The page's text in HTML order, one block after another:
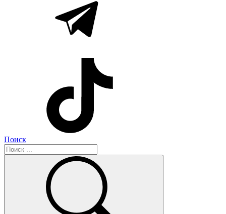
Поиск